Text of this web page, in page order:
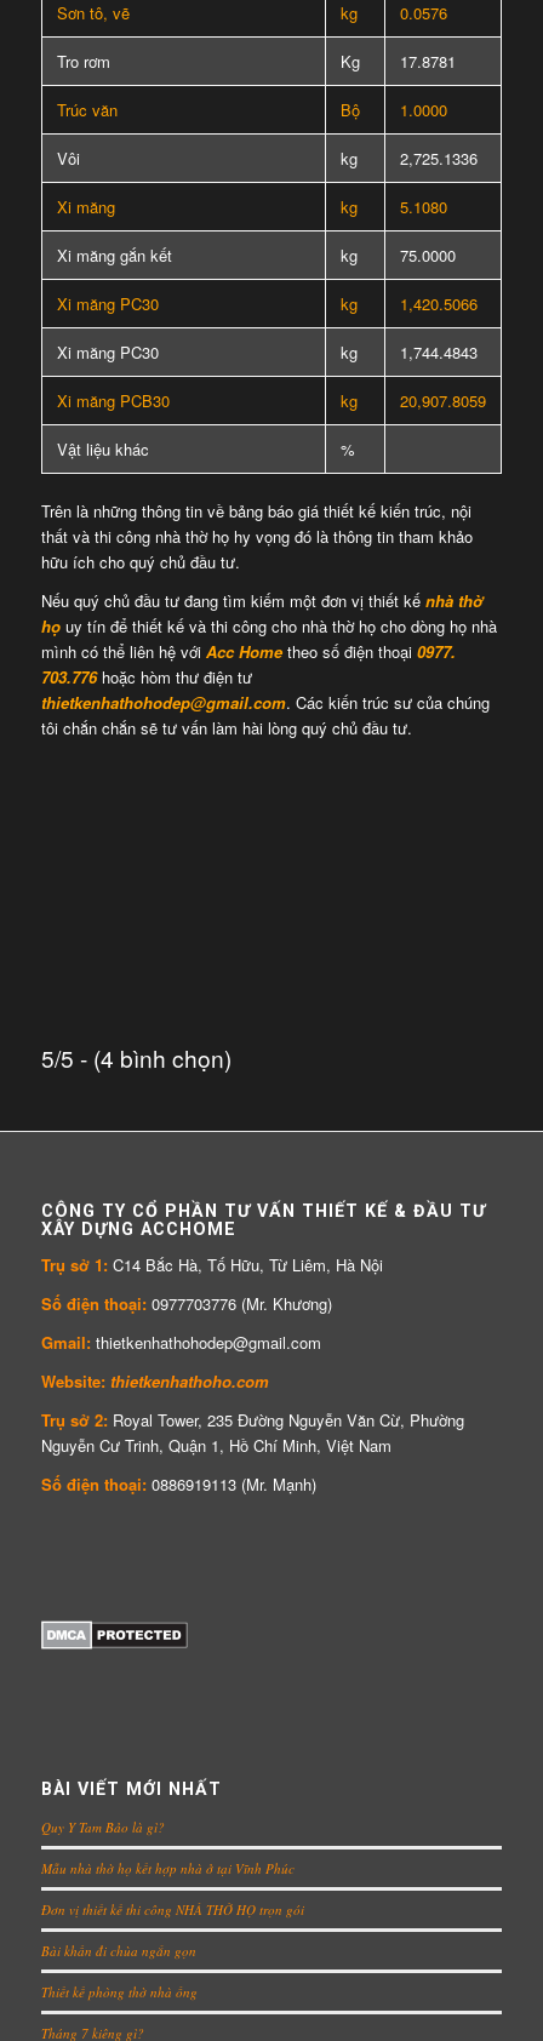
Sơn tô, vẽ kg 0.0576
Tro rơm Kg 17.8781
Trúc văn Bộ 1.0000
Vôi kg 2,725.1336
Xi măng kg 5.1080
Xi măng gắn kết kg 75.0000
Xi măng PC30 kg 1,420.5066
Xi măng PC30 kg 1,744.4843
Xi măng PCB30 kg 20,907.8059
Vật liệu khác %
Trên là những thông tin về bảng báo giá thiết kế kiến trúc, nội
thất và thi công nhà thờ họ hy vọng đó là thông tin tham khảo
hữu ích cho quý chủ đầu tư.
Nếu quý chủ đầu tư đang tìm kiếm một đơn vị thiết kế nhà thờ
họuy tín để thiết kế và thi công cho nhà thờ họ cho dòng họ nhà
mình có thể liên hệ với Acc Hometheo số điện thoại 0977.
703.776hoặc hòm thư điện tư
thietkenhathohodep@gmail.com. Các kiến trúc sư của chúng
tôi chắn chắn sẽ tư vấn làm hài lòng quý chủ đầu tư.
5/5 - (4 bình chọn)
CÔNG TY CỔ PHẦN TƯ VẤN THIẾT KẾ & ĐẦU TƯ
XÂY DỰNG ACCHOME
Trụ sở 1:C14 Bắc Hà, Tố Hữu, Từ Liêm, Hà Nội
Số điện thoại:0977703776 (Mr. Khương)
Gmail:thietkenhathohodep@gmail.com
Website:thietkenhathoho.com
Trụ sở 2:Royal Tower, 235 Đường Nguyễn Văn Cừ, Phường
Nguyễn Cư Trinh, Quận 1, Hồ Chí Minh, Việt Nam
Số điện thoại:0886919113 (Mr. Mạnh)
BÀI VIẾT MỚI NHẤT
Quy Y Tam Bảo là gì?
Mẫu nhà thờ họ kết hợp nhà ở tại Vĩnh Phúc
Đơn vị thiết kế thi công NHÀ THỜ HỌ trọn gói
Bài khấn đi chùa ngắn gọn
Thiết kế phòng thờ nhà ống
Tháng 7 kiêng gì?